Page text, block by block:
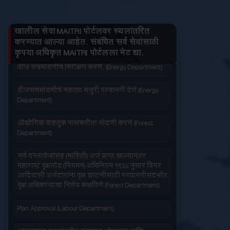
जलद सेवा सेवा आपल्या दारात
वापरण्यास सोपे
खालील सेवा MAITRI पोर्टलवर स्थलांतरित
करण्यात आल्या आहेत. संबंधित सर्व सेवांसाठी
कृपया अधिकृत MAITRI पोर्टलला भेट द्या.
जनित्र संचमांडणीची नोंदणी. (Energy Department)
वीज संचमांडणीचे निरीक्षण करणे. (Energy Department)
वीजसंचमांडणीचे नकाशा मंजुरी परवानगी देणे (Energy
Department)
औद्योगिक वाहतुक पासकरीता नोंदणी करणे (Forest
Department)
सर्व दस्तावेजांसह (माहिती) अर्ज प्राप्त झाल्यानंतर
महाराष्ट्र वृक्षतोड (नियमन) अधिनियम १९६४ नुसार बिगर
आदिवासी अर्जदारांना वृक्ष छाटणीसाठी परवानगीसंदर्भात
वृक्ष अधिकाऱ्याचा निर्णय कळविणे (Forest Department)
Plan Approval (Labour Department)
MAH-BHMCT CET
Higher Education
MAH-B.Ed.-M.Ed.(Integrated) CET
MAH-LL.B.-5 Years (Integrated)
CET
MAH-LL.B.-3 Years CET